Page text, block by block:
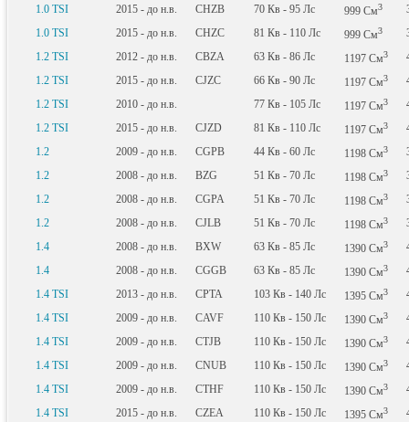
1.0 TSI
2015 - до н.в. CHZB 70 Кв - 95 Лс 999 См3
1.0 TSI
2015 - до н.в. CHZC 81 Кв - 110 Лс 999 См3
1.2 TSI
2012 - до н.в. CBZA 63 Кв - 86 Лс 1197 См3
1.2 TSI
2015 - до н.в. CJZC 66 Кв - 90 Лс 1197 См3
1.2 TSI
2010 - до н.в. 77 Кв - 105 Лс 1197 См3
1.2 TSI
2015 - до н.в. CJZD 81 Кв - 110 Лс 1197 См3
1.2
2009 - до н.в. CGPB 44 Кв - 60 Лс 1198 См3
1.2
2008 - до н.в. BZG 51 Кв - 70 Лс 1198 См3
1.2
2008 - до н.в. CGPA 51 Кв - 70 Лс 1198 См3
1.2
2008 - до н.в. CJLB 51 Кв - 70 Лс 1198 См3
1.4
2008 - до н.в. BXW 63 Кв - 85 Лс 1390 См3
1.4
2008 - до н.в. CGGB 63 Кв - 85 Лс 1390 См3
1.4 TSI
2013 - до н.в. CPTA 103 Кв - 140 Лс 1395 См3
1.4 TSI
2009 - до н.в. CAVF 110 Кв - 150 Лс 1390 См3
1.4 TSI
2009 - до н.в. CTJB 110 Кв - 150 Лс 1390 См3
1.4 TSI
2009 - до н.в. CNUB 110 Кв - 150 Лс 1390 См3
1.4 TSI
2009 - до н.в. CTHF 110 Кв - 150 Лс 1390 См3
1.4 TSI
2015 - до н.в. CZEA 110 Кв - 150 Лс 1395 См3